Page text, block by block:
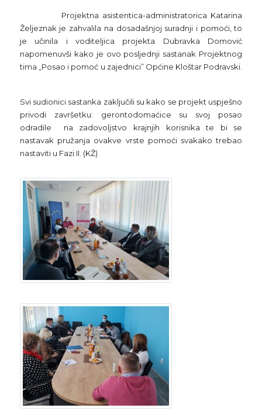
Projektna asistentica-administratorica Katarina
Željeznak je zahvalila na dosadašnjoj suradnji i pomoći, to
je učinila i voditeljica projekta Dubravka Domović
napomenuvši kako je ovo posljednji sastanak Projektnog
tima „Posao i pomoć u zajednici” Općine Kloštar Podravski.
Svi sudionici sastanka zaključili su kako se projekt uspješno
privodi završetku: gerontodomaćice su svoj posao
odradile na zadovoljstvo krajnjih korisnika te bi se
nastavak pružanja ovakve vrste pomoći svakako trebao
nastaviti u Fazi II. (KŽ)